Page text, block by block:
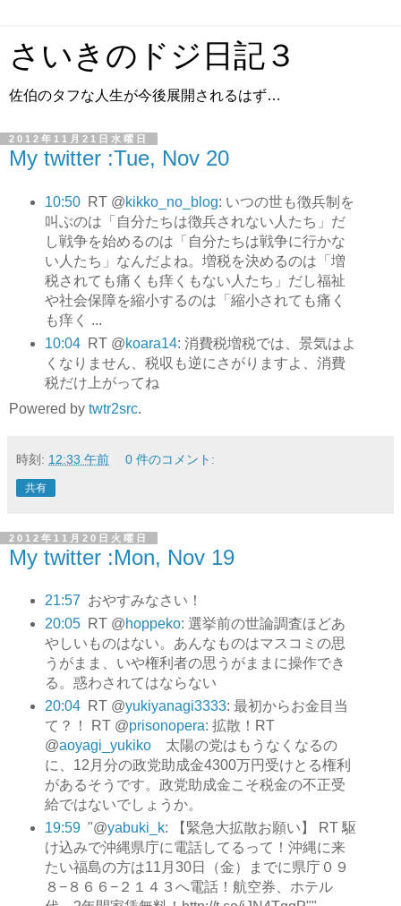
さいきのドジ日記３
佐伯のタフな人生が今後展開されるはず…
2012年11月21日水曜日
My twitter :Tue, Nov 20
10:50 RT @kikko_no_blog: いつの世も徴兵制を
叫ぶのは「自分たちは徴兵されない人たち」だ
し戦争を始めるのは「自分たちは戦争に行かな
い人たち」なんだよね。増税を決めるのは「増
税されても痛くも痒くもない人たち」だし福祉
や社会保障を縮小するのは「縮小されても痛く
も痒く ...
10:04
RT @koara14: 消費税増税では、景気はよ
くなりません、税収も逆にさがりますよ、消費
税だけ上がってね
Powered by twtr2src.
時刻: 12:33 午前 0 件のコメント:
共有
2012年11月20日火曜日
My twitter :Mon, Nov 19
21:57 おやすみなさい！
20:05
RT @hoppeko: 選挙前の世論調査ほどあ
やしいものはない。あんなものはマスコミの思
うがまま、いや権利者の思うがままに操作でき
る。惑わされてはならない
20:04
RT @yukiyanagi3333: 最初からお金目当
て？！ RT @prisonopera: 拡散！RT
@aoyagi_yukiko太陽の党はもうなくなるの
に、12月分の政党助成金4300万円受けとる権利
があるそうです。政党助成金こそ税金の不正受
給ではないでしょうか。
19:59 "@yabuki_k: 【緊急大拡散お願い】 RT 駆
け込みで沖縄県庁に電話してるって！沖縄に来
たい福島の方は11月30日（金）までに県庁０９
８−８６６−２１４３へ電話！航空券、ホテル